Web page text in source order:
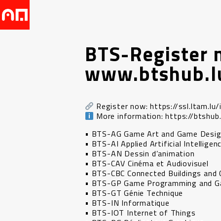
BTS-Register
Register now: https://
More information: https://
• BTS-AG Game Art and Game
• BTS-AI Applied Artificial
• BTS-AN Dessin d’animation
• BTS-CAV Cinéma et Audiovisuel
• BTS-CBC Connected Buildings and
• BTS-GP Game Programming and
• BTS-GT Génie Technique
• BTS-IN Informatique
• BTS-IOT Internet of Things